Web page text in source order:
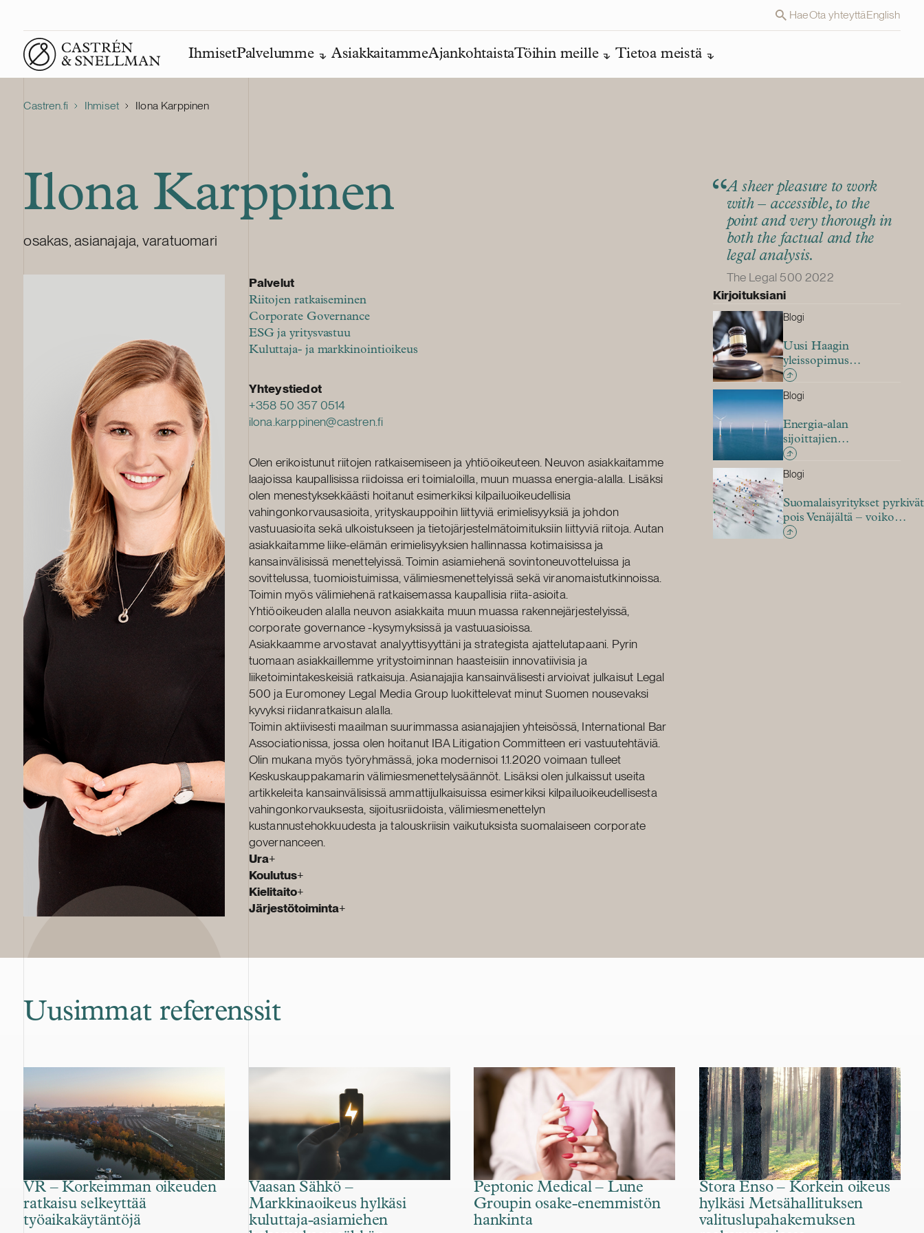
HaeOta yhteyttäEnglish
Front page
IhmisetPalvelumme AsiakkaitammeAjankohtaistaTöihin meille Tietoa meistä
Castren.fi Ihmiset Ilona Karppinen
Ilona Karppinen
osakas, asianajaja, varatuomari
Palvelut
Riitojen ratkaiseminen
Corporate Governance
ESG ja yritysvastuu
Kuluttaja- ja markkinointioikeus
Yhteystiedot
+358 50 357 0514
ilona.karppinen@castren.fi
Olen erikoistunut riitojen ratkaisemiseen ja yhtiöoikeuteen. Neuvon asiakkaitamme
laajoissa kaupallisissa riidoissa eri toimialoilla, muun muassa energia-alalla. Lisäksi
olen menestyksekkäästi hoitanut esimerkiksi kilpailuoikeudellisia
vahingonkorvausasioita, yrityskauppoihin liittyviä erimielisyyksiä ja johdon
vastuuasioita sekä ulkoistukseen ja tietojärjestelmätoimituksiin liittyviä riitoja. Autan
asiakkaitamme liike-elämän erimielisyyksien hallinnassa kotimaisissa ja
kansainvälisissä menettelyissä. Toimin asiamiehenä sovintoneuvotteluissa ja
sovittelussa, tuomioistuimissa, välimiesmenettelyissä sekä viranomaistutkinnoissa.
Toimin myös välimiehenä ratkaisemassa kaupallisia riita-asioita.
Yhtiöoikeuden alalla neuvon asiakkaita muun muassa rakennejärjestelyissä,
corporate governance -kysymyksissä ja vastuuasioissa.
Asiakkaamme arvostavat analyyttisyyttäni ja strategista ajattelutapaani. Pyrin
tuomaan asiakkaillemme yritystoiminnan haasteisiin innovatiivisia ja
liiketoimintakeskeisiä ratkaisuja. Asianajajia kansainvälisesti arvioivat julkaisut Legal
500 ja Euromoney Legal Media Group luokittelevat minut Suomen nousevaksi
kyvyksi riidanratkaisun alalla.
Toimin aktiivisesti maailman suurimmassa asianajajien yhteisössä, International Bar
Associationissa, jossa olen hoitanut IBA Litigation Committeen eri vastuutehtäviä.
Olin mukana myös työryhmässä, joka modernisoi 1.1.2020 voimaan tulleet
Keskuskauppakamarin välimiesmenettelysäännöt. Lisäksi olen julkaissut useita
artikkeleita kansainvälisissä ammattijulkaisuissa esimerkiksi kilpailuoikeudellisesta
vahingonkorvauksesta, sijoitusriidoista, välimiesmenettelyn
kustannustehokkuudesta ja talouskriisin vaikutuksista suomalaiseen corporate
governanceen.
Ura+
Koulutus+
Kielitaito+
Järjestötoiminta+
A sheer pleasure to work
with – accessible, to the
point and very thorough in
both the factual and the
legal analysis.
The Legal 500 2022
Kirjoituksiani
Blogi
Uusi Haagin
yleissopimus
ulkomaisten
tuomioiden
tunnustamisesta ja
täytäntöönpanosta
astui voimaan
Blogi
Energia-alan
sijoittajien
investointisuoja
muutospaineessa
Blogi
Suomalaisyritykset pyrkivät
pois Venäjältä – voiko
Uusimmat referenssit
VR – Korkeimman oikeuden
ratkaisu selkeyttää
työaikakäytäntöjä
Vaasan Sähkö –
Markkinaoikeus hylkäsi
kuluttaja-asiamiehen
Peptonic Medical – Lune
Groupin osake-enemmistön
hankinta
Stora Enso – Korkein oikeus
hylkäsi Metsähallituksen
valituslupahakemuksen